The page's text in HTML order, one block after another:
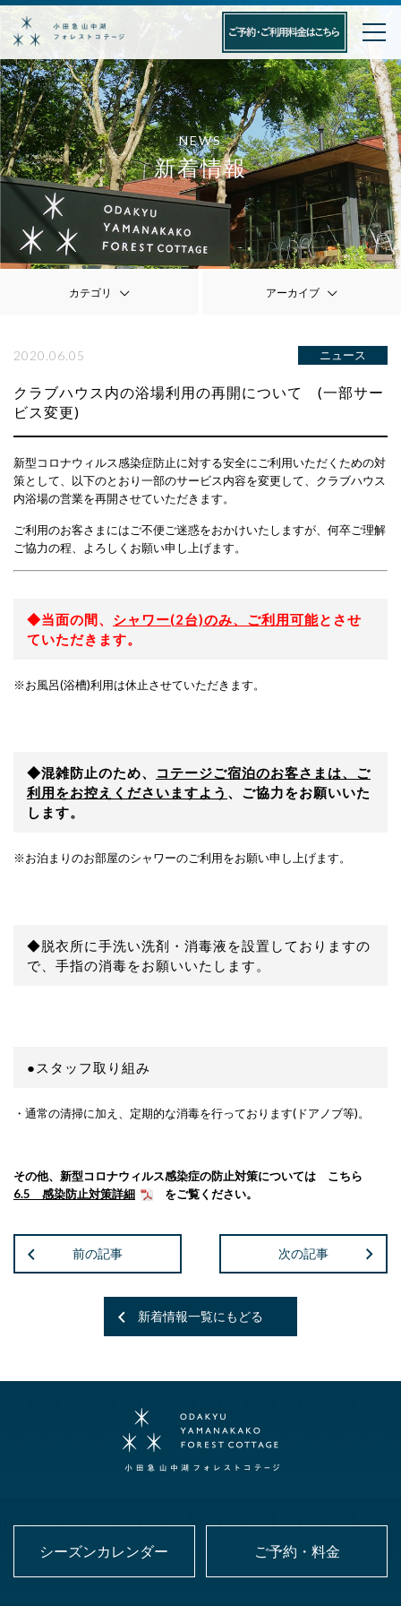
NEWS
新着情報
カテゴリ アーカイブ
2020.06.05 ニュース
クラブハウス内の浴場利用の再開について (一部サー
ビス変更)
新型コロナウィルス感染症防止に対する安全にご利用いただくための対
策として、以下のとおり一部のサービス内容を変更して、クラブハウス
内浴場の営業を再開させていただきます。
ご利用のお客さまにはご不便ご迷惑をおかけいたしますが、何卒ご理解
ご協力の程、よろしくお願い申し上げます。
◆当面の間、 シャワー(2台)のみ、ご利用可能とさせ
ていただきます。
※お風呂(浴槽)利用は休止させていただきます。
◆混雑防止のため、
コテージご宿泊のお客さまは、ご
利用をお控えくださいますよう 、ご協力をお願いいた
します。
※お泊まりのお部屋のシャワーのご利用をお願い申し上げます。
◆脱衣所に手洗い洗剤・消毒液を設置しておりますの
で、手指の消毒をお願いいたします。
● スタッフ取り組み
・通常の清掃に加え、定期的な消毒を行っております(ドアノブ等)。
その他、新型コロナウィルス感染症の防止対策については こちら
6.5 感染防止対策詳細
をご覧ください。
前の記事 次の記事
新着情報一覧にもどる
シーズンカレンダー ご予約・料金